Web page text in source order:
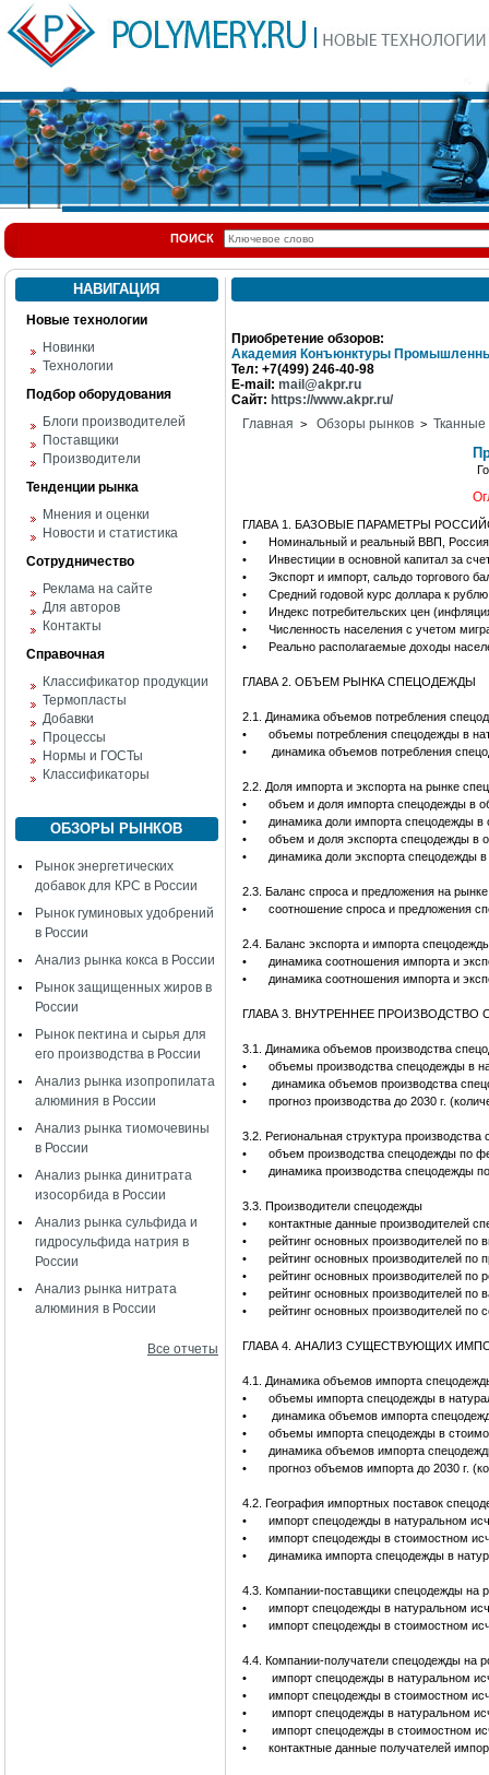
ПОИСК
НАВИГАЦИЯ
Новые технологии
Новинки
Технологии
Подбор оборудования
Блоги производителей
Поставщики
Производители
Тенденции рынка
Мнения и оценки
Новости и статистика
Сотрудничество
Реклама на сайте
Для авторов
Контакты
Справочная
Классификатор продукции
Термопласты
Добавки
Процессы
Нормы и ГОСТы
Классификаторы
ОБЗОРЫ РЫНКОВ
Рынок энергетических
добавок для КРС в России
Рынок гуминовых удобрений
в России
Анализ рынка кокса в России
Рынок защищенных жиров в
России
Рынок пектина и сырья для
его производства в России
Анализ рынка изопропилата
алюминия в России
Анализ рынка тиомочевины
в России
Анализ рынка динитрата
изосорбида в России
Анализ рынка сульфида и
гидросульфида натрия в
России
Анализ рынка нитрата
алюминия в России
Все отчеты
Приобретение обзоров:
Академия Конъюнктуры
Тел: +7(499) 246-40-98
E-mail: mail@akpr.ru
Сайт: https://www.akpr.ru/
Главная > Обзоры рынков >
ГЛАВА 1. БАЗОВЫЕ ПАРАМЕТРЫ
•
Номинальный и реальный ВВП,
•
Инвестиции в основной капитал за
•
Экспорт и импорт, сальдо торгового
•
Средний годовой курс доллара к
•
Индекс потребительских цен
•
Численность населения с учетом
•
Реально располагаемые доходы
ГЛАВА 2. ОБЪЕМ РЫНКА СПЕЦОДЕЖДЫ
2.1. Динамика объемов потребления
•
объемы потребления спецодежды в
•
динамика объемов потребления
2.2. Доля импорта и экспорта на рынке
•
объем и доля импорта спецодежды в
•
динамика доли импорта спецодежды
•
объем и доля экспорта спецодежды в
•
динамика доли экспорта спецодежды
2.3. Баланс спроса и предложения на
•
соотношение спроса и предложения
2.4. Баланс экспорта и импорта
•
динамика соотношения импорта и
•
динамика соотношения импорта и
ГЛАВА 3. ВНУТРЕННЕЕ
3.1. Динамика объемов производства
•
объемы производства спецодежды в
•
динамика объемов производства
•
прогноз производства до 2030 г.
3.2. Региональная структура производства
•
объем производства спецодежды по
•
динамика производства спецодежды
3.3. Производители спецодежды
•
контактные данные производителей
•
рейтинг основных производителей
•
рейтинг основных производителей
•
рейтинг основных производителей по
•
рейтинг основных производителей
•
рейтинг основных производителей по
ГЛАВА 4. АНАЛИЗ СУЩЕСТВУЮЩИХ
4.1. Динамика объемов импорта
•
объемы импорта спецодежды в
•
динамика объемов импорта
•
объемы импорта спецодежды в
•
динамика объемов импорта
•
прогноз объемов импорта до 2030 г.
4.2. География импортных поставок
•
импорт спецодежды в натуральном
•
импорт спецодежды в стоимостном
•
динамика импорта спецодежды в
4.3. Компании-поставщики спецодежды на
•
импорт спецодежды в натуральном
•
импорт спецодежды в стоимостном
4.4. Компании-получатели спецодежды на
•
импорт спецодежды в натуральном
•
импорт спецодежды в стоимостном
•
импорт спецодежды в натуральном
•
импорт спецодежды в стоимостном
•
контактные данные получателей